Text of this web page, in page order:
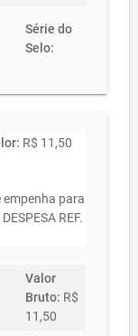
Série do
Selo:
R$ 11,50
empenha para
REF.
Valor
Bruto: R$
11,50